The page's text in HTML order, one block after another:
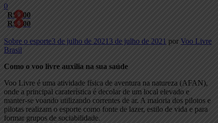
0
0
R$ 0,00
0
R$ 0,00
Categories
Sobre o esporte3 de julho de 20213 de julho de 2021 por Voo Livre
Brasil
Como o voo livre auxilia na sua saúde
Voo Livre é uma atividade física de aventura na natureza (AFAN),
onde a principal caraterística é decolar de um local elevado e
manter-se voando utilizando correntes de ar. A maioria dos pilotos e
pilotas realizam o esporte como fonte de lazer, estilo de vida e para
formar grupos de sociabilidade.